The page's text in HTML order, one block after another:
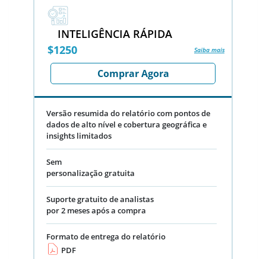
INTELIGÊNCIA RÁPIDA
$1250
Saiba mais
Comprar Agora
Versão resumida do relatório com pontos de
dados de alto nível e cobertura geográfica e
insights limitados
Sem
personalização gratuita
Suporte gratuito de analistas
por 2 meses após a compra
Formato de entrega do relatório
PDF